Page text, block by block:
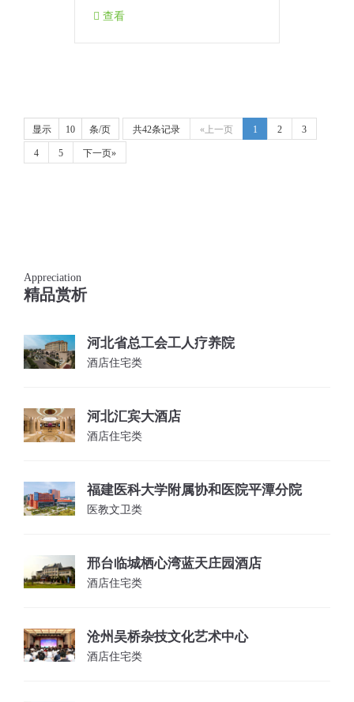
查看
显示 条/页 共42条记录 «上一页 1 2 3
4 5 下一页»
Appreciation
精品赏析
河北省总工会工人疗养院
酒店住宅类
河北汇宾大酒店
酒店住宅类
福建医科大学附属协和医院平潭分院
医教文卫类
邢台临城栖心湾蓝天庄园酒店
酒店住宅类
沧州吴桥杂技文化艺术中心
酒店住宅类